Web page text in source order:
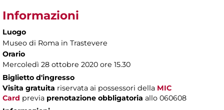
Informazioni
Luogo
Museo di Roma in Trastevere
Orario
Mercoledì 28 ottobre 2020 ore 15.30
Biglietto d'ingresso
Visita gratuita riservata ai possessori della MIC
Card previa prenotazione obbligatoria allo 060608